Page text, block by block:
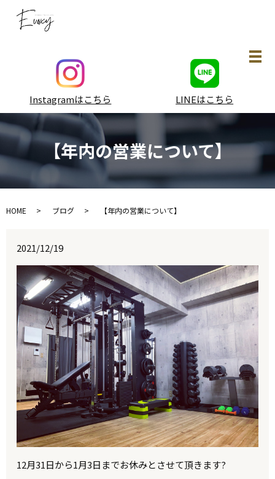
Instagramはこちら LINEはこちら
メ
【年内の営業について】
HOME ブログ 【年内の営業について】
2021/12/19
12月31日から1月3日までお休みとさせて頂きます?